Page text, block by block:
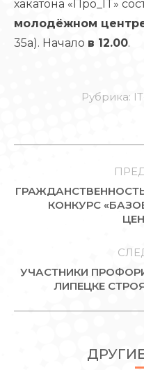
хакатона «Про_IT»
молодёжном
35а). Начало в 12.00.
Рубрика:
ЗАПИСЯМ
КОНКУРС
УЧАСТНИКИ
ЛИПЕЦКЕ